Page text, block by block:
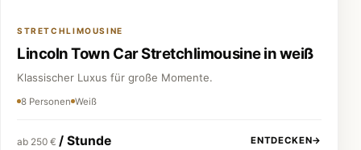
STRETCHLIMOUSINE
Lincoln Town Car Stretchlimousine in weiß
Klassischer Luxus für große Momente.
8 Personen Weiß
ab 250 € / Stunde ENTDECKEN→